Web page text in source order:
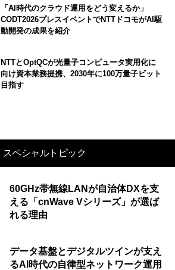
「AI時代のクラウド運用をどう変えるか」
CODT2026プレスイベントでNTTドコモがAI駆
動開発の成果を紹介
NTTとOptQCが光量子コンピュータ実用化に
向け資本業務提携、2030年に100万量子ビット
目指す
スペシャルトピック
60GHz帯無線LANが自治体DXを支
える「cnWave Vシリーズ」が選ば
れる理由
データ基盤とデジタルツインが支え
るAI時代の自律型ネットワーク運用